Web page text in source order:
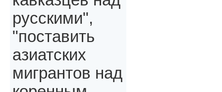
русскими",
"поставить
азиатских
мигрантов над